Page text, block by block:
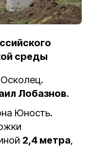
среды
Лобазнов.
Юность.
2,4 метра,